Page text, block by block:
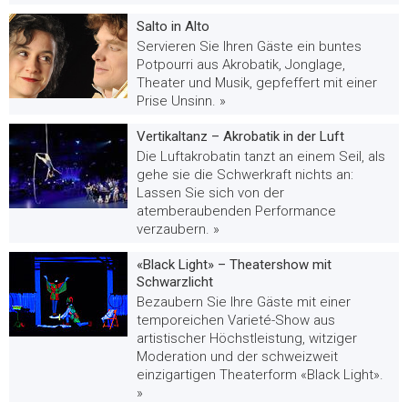
Salto in Alto
Servieren Sie Ihren Gäste ein buntes
Potpourri aus Akrobatik, Jonglage,
Theater und Musik, gepfeffert mit einer
Prise Unsinn. »
Vertikaltanz – Akrobatik in der Luft
Die Luftakrobatin tanzt an einem Seil, als
gehe sie die Schwerkraft nichts an:
Lassen Sie sich von der
atemberaubenden Performance
verzaubern. »
«Black Light» – Theatershow mit
Schwarzlicht
Bezaubern Sie Ihre Gäste mit einer
temporeichen Varieté-Show aus
artistischer Höchstleistung, witziger
Moderation und der schweizweit
einzigartigen Theaterform «Black Light».
»